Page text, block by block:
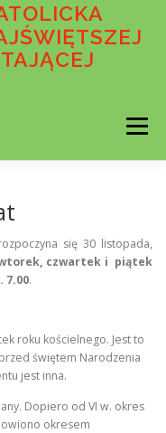
Menu
się 30 listopada,
czwartek i piątek
7.00.
roku kościelnego. Jest to
świętem Narodzenia
jest inna.
Dopiero od VI w. okres
okresem